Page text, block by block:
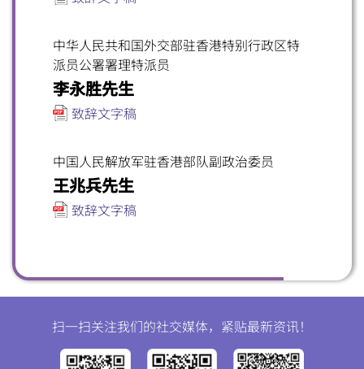
中华人民共和国外交部驻香港特别行政区特
派员公署署理特派员
李永胜先生
致辞文字稿
中国人民解放军驻香港部队副政治委员
王兆兵先生
致辞文字稿
扫一扫关注我们的社交媒体，紧贴最新资讯！